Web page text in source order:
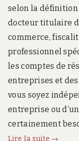
selon la
docteur titulaire
commerce,
professionnel
les comptes de
entreprises et
vous soyez
entreprise ou
certainement
Lire la suite Expert
→